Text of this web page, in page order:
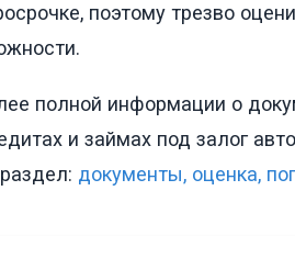
поэтому трезво
полной информации о
и займах под залог
документы, оценка,